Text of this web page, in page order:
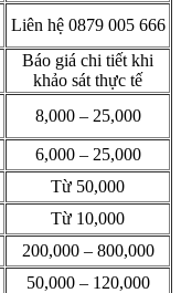
Liên hệ 0879 005 666
Báo giá chi tiết khi
khảo sát thực tế
8,000 – 25,000
6,000 – 25,000
Từ 50,000
Từ 10,000
200,000 – 800,000
50,000 – 120,000